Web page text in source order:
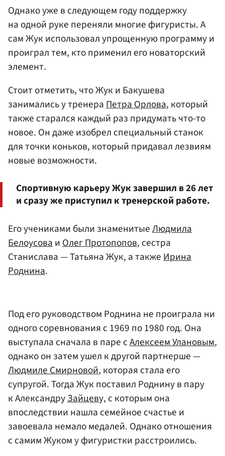
Однако уже в следующем году поддержку
на одной руке переняли многие фигуристы. А
сам Жук использовал упрощенную программу и
проиграл тем, кто применил его новаторский
элемент.
Стоит отметить, что Жук и Бакушева
занимались у тренераПетра Орлова, который
также старался каждый раз придумать что-то
новое. Он даже изобрел специальный станок
для точки коньков, который придавал лезвиям
новые возможности.
Спортивную карьеру Жук завершил в 26 лет
и сразу же приступил к тренерской работе.
Его учениками были знаменитыеЛюдмила
БелоусоваиОлег Протопопов, сестра
Станислава — Татьяна Жук, а такжеИрина
Роднина.
Под его руководством Роднина не проиграла ни
одного соревнования с 1969 по 1980 год. Она
выступала сначала в паре сАлексеем Улановым,
однако он затем ушел к другой партнерше —
Людмиле Смирновой, которая стала его
супругой. Тогда Жук поставил Роднину в пару
к АлександруЗайцеву, с которым она
впоследствии нашла семейное счастье и
завоевала немало медалей. Однако отношения
с самим Жуком у фигуристки расстроились.